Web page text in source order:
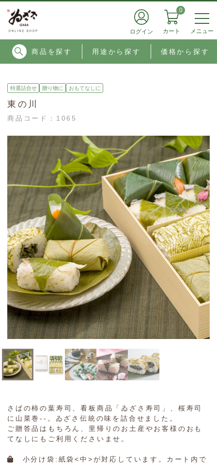
ログイン
0
カート メニュー
商品を探す 用途から探す 価格から探す
特選詰合せ 贈り物に おもてなしに
東の川
商品コード： 1065
さばの柿の葉寿司、看板商品「ゐざさ寿司」、桜寿司
に山菜巻--。ゐざさ伝統の味を詰合せました。
ご贈答品はもちろん、里帰りのお土産やお客様のおも
てなしにもご利用くださいませ。
小分け袋:紙袋<中>が対応しています。カート内で